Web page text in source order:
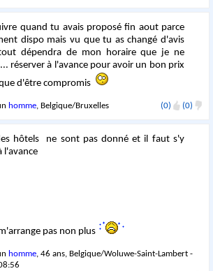
quand tu avais proposé fin aout parce
dispo mais vu que tu as changé d'avis
dépendra de mon horaire que je ne
réserver à l'avance pour avoir un bon prix
d'être compromis
homme, Belgique/Bruxelles (0) (0)
hôtels ne sont pas donné et il faut s'y
l'avance
pas non plus
homme, 46 ans, Belgique/Woluwe-Saint-Lambert -